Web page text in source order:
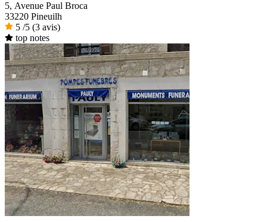
5, Avenue Paul Broca
33220 Pineuilh
5 /5 (3 avis)
top notes